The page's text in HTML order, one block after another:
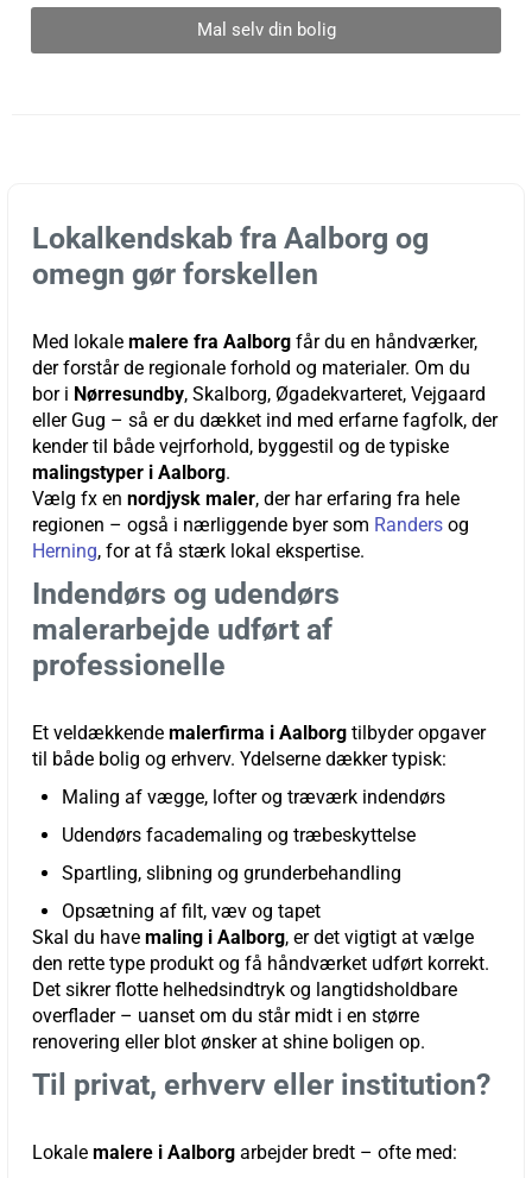
Mal selv din bolig
Lokalkendskab fra Aalborg og
omegn gør forskellen
Med lokale malere fra Aalborg får du en håndværker,
der forstår de regionale forhold og materialer. Om du
bor i Nørresundby, Skalborg, Øgadekvarteret, Vejgaard
eller Gug – så er du dækket ind med erfarne fagfolk, der
kender til både vejrforhold, byggestil og de typiske
malingstyper i Aalborg.
Vælg fx en nordjysk maler, der har erfaring fra hele
regionen – også i nærliggende byer som Randers og
Herning, for at få stærk lokal ekspertise.
Indendørs og udendørs
malerarbejde udført af
professionelle
Et veldækkende malerfirma i Aalborg tilbyder opgaver
til både bolig og erhverv. Ydelserne dækker typisk:
Maling af vægge, lofter og træværk indendørs
Udendørs facademaling og træbeskyttelse
Spartling, slibning og grunderbehandling
Opsætning af filt, væv og tapet
Skal du have maling i Aalborg, er det vigtigt at vælge
den rette type produkt og få håndværket udført korrekt.
Det sikrer flotte helhedsindtryk og langtidsholdbare
overflader – uanset om du står midt i en større
renovering eller blot ønsker at shine boligen op.
Til privat, erhverv eller institution?
Lokale malere i Aalborg arbejder bredt – ofte med: